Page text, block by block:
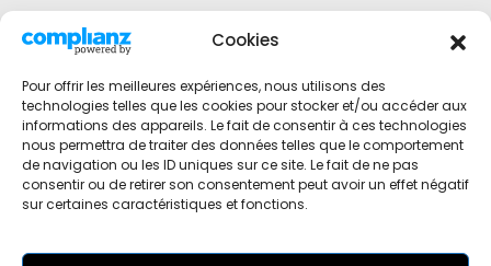
Cookies
Pour offrir les meilleures expériences, nous utilisons des
technologies telles que les cookies pour stocker et/ou accéder aux
informations des appareils. Le fait de consentir à ces technologies
nous permettra de traiter des données telles que le comportement
de navigation ou les ID uniques sur ce site. Le fait de ne pas
consentir ou de retirer son consentement peut avoir un effet négatif
sur certaines caractéristiques et fonctions.